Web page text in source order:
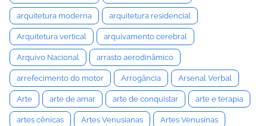
arquitetura moderna arquitetura residencial
Arquitetura vertical arquivamento cerebral
Arquivo Nacional arrasto aerodinâmico
arrefecimento do motor Arrogância Arsenal Verbal
Arte arte de amar arte de conquistar arte e terapia
artes cênicas Artes Venusianas Artes Venusinas